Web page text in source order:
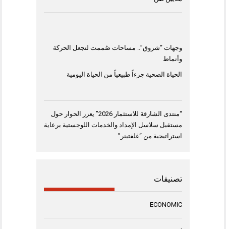
وجهات “شروق”.. مساحات صُممت لتجعل الحركة
وأنماط
الحياة الصحية جزءاً طبيعياً من الحياة اليومية
“منتدى الشارقة للاستثمار 2026” يعزز الحوار حول
مستقبل سلاسل الإمداد والخدمات اللوجستية برعاية
استراتيجية من “غلفتينر”
تصنيفات
ECONOMIC